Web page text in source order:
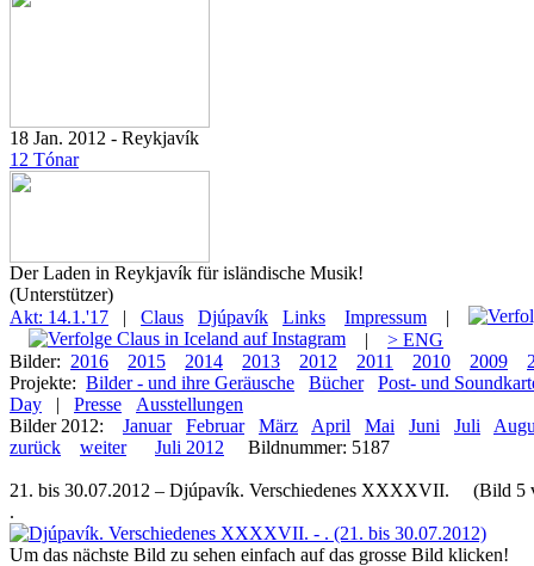
18 Jan. 2012 - Reykjavík
12 Tónar
Der Laden in Reykjavík für isländische Musik!
(Unterstützer)
Akt: 14.1.'17
| Claus Djúpavík Links Impressum
|
|
> ENG
Bilder: 2016 2015 2014 2013 2012 2011 2010 2009
Projekte: Bilder - und ihre Geräusche Bücher
Post- und
Day
| Presse
Ausstellungen
Bilder 2012:
Januar Februar März April Mai Juni Juli
zurück
weiter Juli 2012 Bildnummer: 5187
21. bis 30.07.2012 – Djúpavík. Verschiedenes XXXXVII. (Bild 5
.
Um das nächste Bild zu sehen einfach auf das grosse Bild klicken!